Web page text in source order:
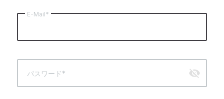
E-Mail*
パスワード* visibility_off